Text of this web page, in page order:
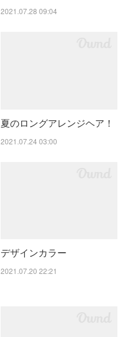
2021.07.28 09:04
夏のロングアレンジヘア！
2021.07.24 03:00
デザインカラー
2021.07.20 22:21